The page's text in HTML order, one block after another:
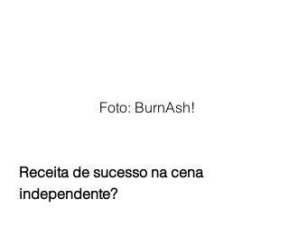
Foto: BurnAsh!
Receita de sucesso na cena
independente?